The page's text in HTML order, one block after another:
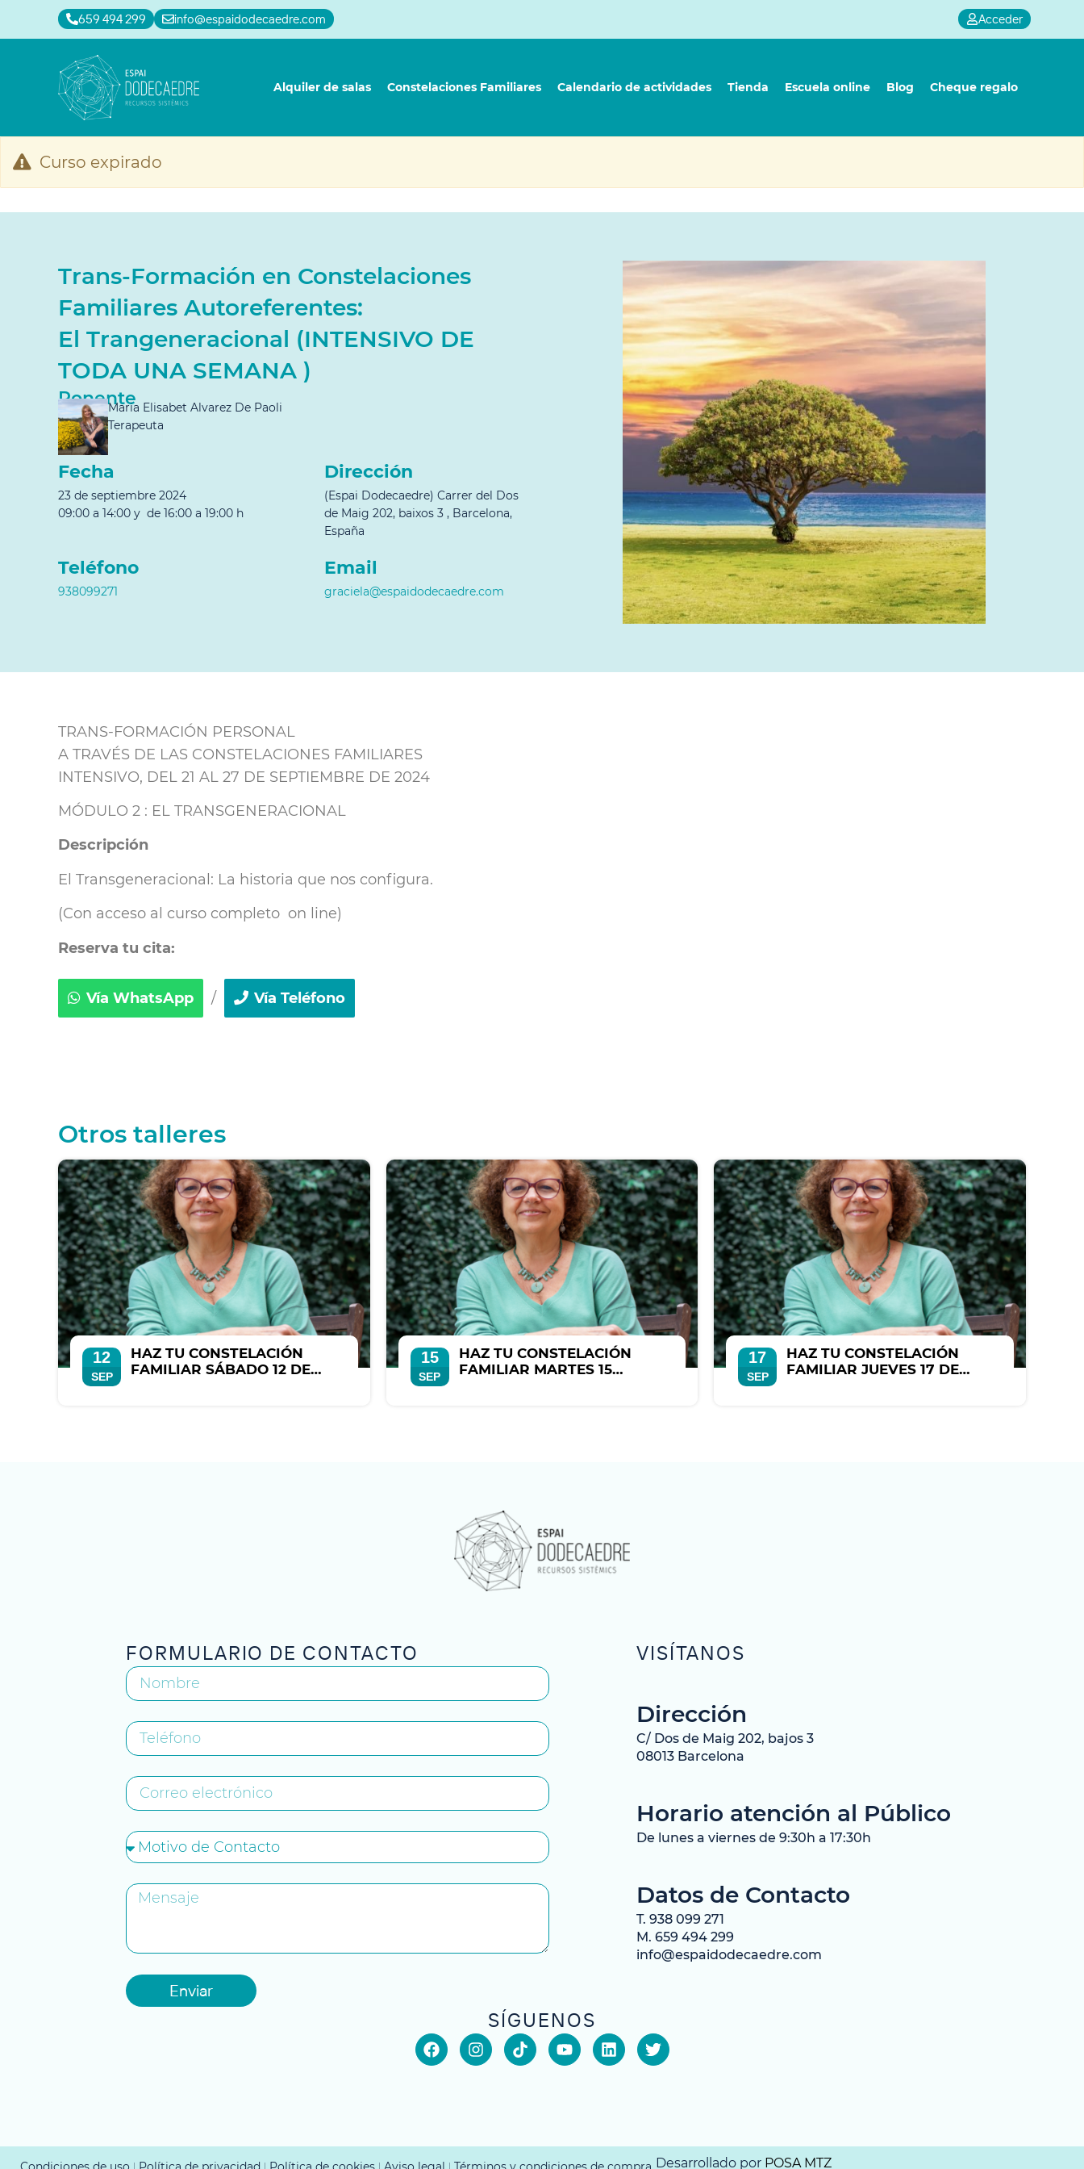
659 494 299 info@espaidodecaedre.com Acceder
Alquiler de salas Constelaciones Familiares Calendario de actividades Tienda Escuela online Blog Cheque regalo
Curso expirado
Trans-Formación en Constelaciones
Familiares Autoreferentes:
El Trangeneracional (INTENSIVO DE
TODA UNA SEMANA )
PonenteMaria Elisabet Alvarez De Paoli
Terapeuta
Fecha
23 de septiembre 2024
09:00 a 14:00 y de 16:00 a 19:00 h
Dirección
(Espai Dodecaedre) Carrer del Dos
de Maig 202, baixos 3 , Barcelona,
España
Teléfono
938099271
Email
graciela@espaidodecaedre.com
TRANS-FORMACIÓN PERSONAL
A TRAVÉS DE LAS CONSTELACIONES FAMILIARES
INTENSIVO, DEL 21 AL 27 DE SEPTIEMBRE DE 2024
MÓDULO 2 : EL TRANSGENERACIONAL
Descripción
El Transgeneracional: La historia que nos configura.
(Con acceso al curso completo on line)
Reserva tu cita:
Vía WhatsApp / Vía Teléfono
Otros talleres
12
SEP
HAZ TU CONSTELACIÓN
FAMILIAR SÁBADO 12 DE
15
SEP
HAZ TU CONSTELACIÓN
FAMILIAR MARTES 15
17
SEP
HAZ TU CONSTELACIÓN
FAMILIAR JUEVES 17 DE
FORMULARIO DE CONTACTO
Enviar
VISÍTANOS
Dirección
C/ Dos de Maig 202, bajos 3
08013 Barcelona
Horario atención al Público
De lunes a viernes de 9:30h a 17:30h
Datos de Contacto
T. 938 099 271
M. 659 494 299
info@espaidodecaedre.com
SÍGUENOS
Desarrollado por POSA MTZ